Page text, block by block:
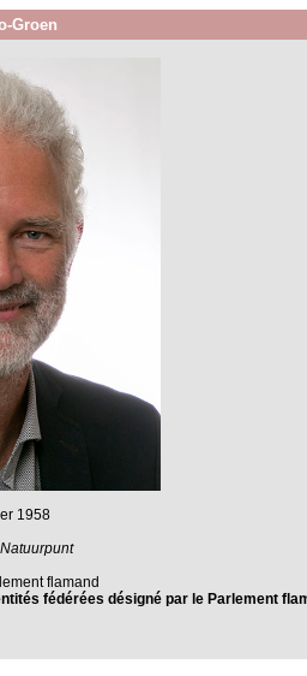
Groen
1958
Natuurpunt
flamand
fédérées désigné par le Parlement